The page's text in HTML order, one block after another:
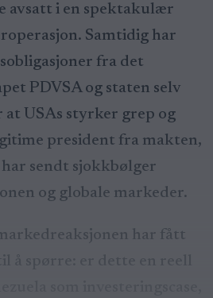
avsatt i en spektakulær
Samtidig har
fra det
PDVSA og staten selv
USAs styrker grep og
president fra makten,
har sendt sjokkbølger
og globale markeder.
har fått